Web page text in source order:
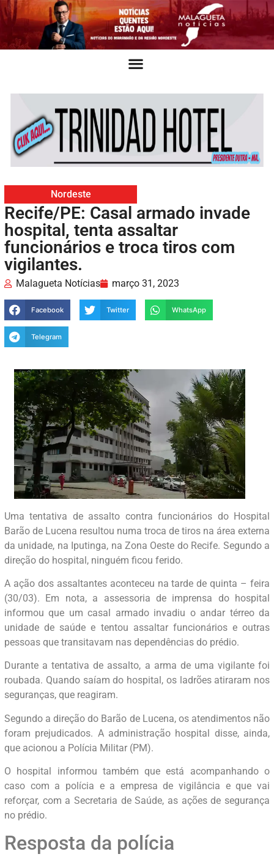
Nordeste
Recife/PE: Casal armado invade
hospital, tenta assaltar
funcionários e troca tiros com
vigilantes.
Malagueta Notícias março 31, 2023
Facebook Twitter WhatsApp
Telegram
Uma tentativa de assalto contra funcionários do Hospital
Barão de Lucena resultou numa troca de tiros na área externa
da unidade, na Iputinga, na Zona Oeste do Recife. Segundo a
direção do hospital, ninguém ficou ferido.
A ação dos assaltantes aconteceu na tarde de quinta – feira
(30/03). Em nota, a assessoria de imprensa do hospital
informou que um casal armado invadiu o andar térreo da
unidade de saúde e tentou assaltar funcionários e outras
pessoas que transitavam nas dependências do prédio.
Durante a tentativa de assalto, a arma de uma vigilante foi
roubada. Quando saíam do hospital, os ladrões atiraram nos
seguranças, que reagiram.
Segundo a direção do Barão de Lucena, os atendimentos não
foram prejudicados. A administração hospital disse, ainda,
que acionou a Polícia Militar (PM).
O hospital informou também que está acompanhando o
caso com a polícia e a empresa de vigilância e que vai
reforçar, com a Secretaria de Saúde, as ações de segurança
no prédio.
Resposta da polícia